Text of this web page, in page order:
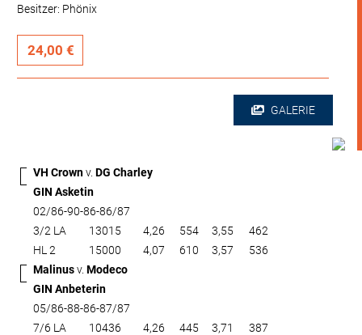
Besitzer: Phönix
24,00 €
GALERIE
VH Crownv. DG Charley
GIN Asketin
02/86-90-86-86/87
3/2 LA
13015 4,26 554 3,55
462
HL 2
15000 4,07 610 3,57
536
Malinusv. Modeco
GIN Anbeterin
05/86-88-86-87/87
7/6 LA
10436 4,26 445 3,71
387